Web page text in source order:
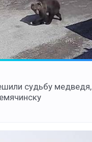
судьбу медведя,